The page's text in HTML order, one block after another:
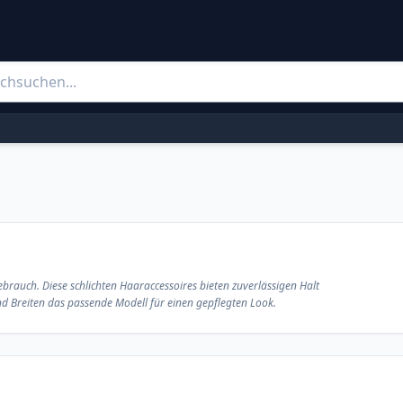
Diese schlichten Haaraccessoires bieten zuverlässigen Halt
Breiten das passende Modell für einen gepflegten Look.